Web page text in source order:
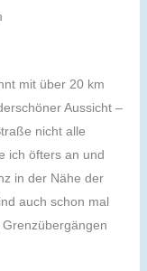
mit über 20 km
Aussicht –
nicht alle
ich öfters an und
in der Nähe der
auch schon mal